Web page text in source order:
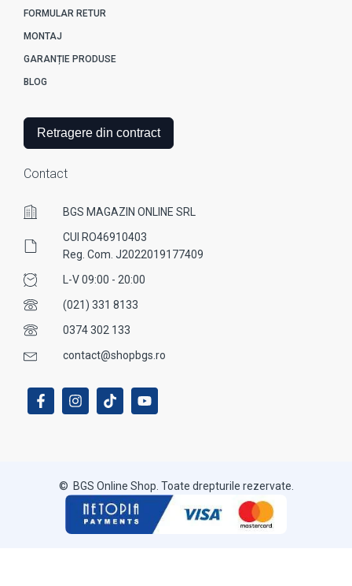
FORMULAR RETUR
MONTAJ
GARANȚIE PRODUSE
BLOG
Retragere din contract
Contact
BGS MAGAZIN ONLINE SRL
CUI RO46910403
Reg. Com. J2022019177409
L-V 09:00 - 20:00
(021) 331 8133
0374 302 133
contact@shopbgs.ro
© BGS Online Shop. Toate drepturile rezervate.